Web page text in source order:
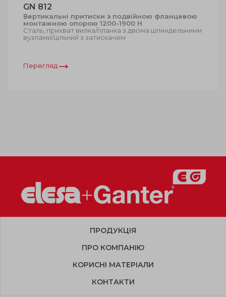
GN 812
Вертикальні притиски з подвійною фланцевою
монтажною опорою 1200-1900 Н
Сталь, прихват вилка/планка з двома шпиндельними
вузлами/цільний з затискачем
Перегляд
ПРОДУКЦІЯ
ПРО КОМПАНІЮ
КОРИСНІ МАТЕРІАЛИ
КОНТАКТИ